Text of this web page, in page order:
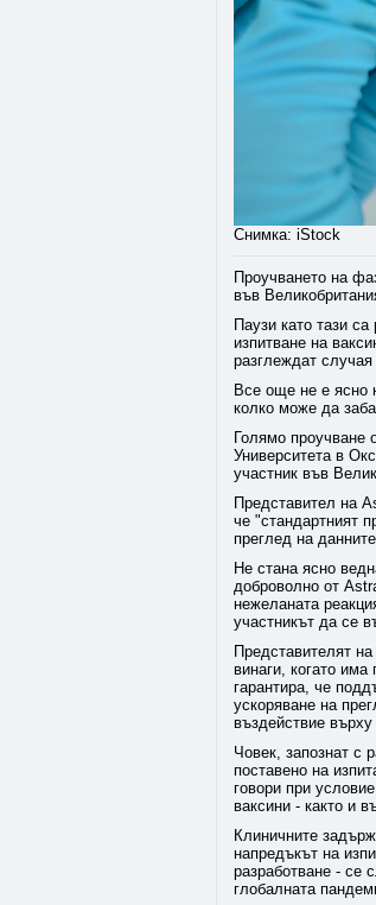
Снимка: iStock
Проучването на
във
Паузи като тази
изпитване на
разглеждат
Все още не е ясно
колко може да
Голямо проучване
Университета в
участник във
Представител на
че "стандартният
преглед на
Не стана ясно
доброволно от
нежеланата
участникът да се
Представителят
винаги, когато
гарантира, че
ускоряване на
въздействие
Човек, запознат с
поставено на
говори при
ваксини - както и
Клиничните
напредъкът на
разработване - се
глобалната